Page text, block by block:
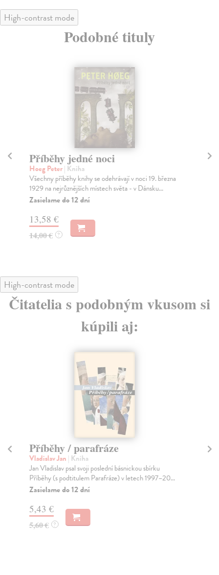
High-contrast mode
Podobné tituly
Příběhy jedné noci
Hoeg Peter| Kniha
Všechny příběhy knihy se odehrávají v noci 19. března
1929 na nejrůznějších místech světa - v Dánsku...
Zasielame do 12 dní
13,58 €
14,00 € ?
High-contrast mode
Čitatelia s podobným vkusom si
kúpili aj:
Příběhy / parafráze
Vladislav Jan | Kniha
Jan Vladislav psal svoji poslední básnickou sbírku
Příběhy (s podtitulem Parafráze) v letech 1997–20...
Zasielame do 12 dní
5,43 €
5,60 € ?